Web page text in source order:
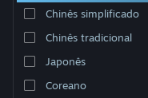
Alterar idioma
Baixe o aplicativo móvel
Chinês simplificado
Chinês tradicional
Japonês
Coreano
0 resultados correspondem
excluídos de acordo com as